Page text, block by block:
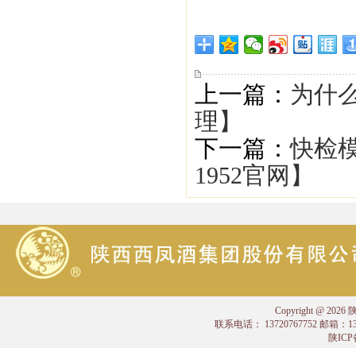
上一篇： 为什
理】
下一篇：快检
1952官网】
Copyright @ 2026
联系电话： 13720767752 邮箱：
陕ICP